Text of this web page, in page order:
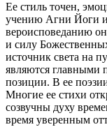
Ее стиль точен,
учению Агни Йоги и
вероисповеданию
и силу
источник света на
являются главными
позиции. В ее
Многие ее стихи
созвучны духу
время уверенным